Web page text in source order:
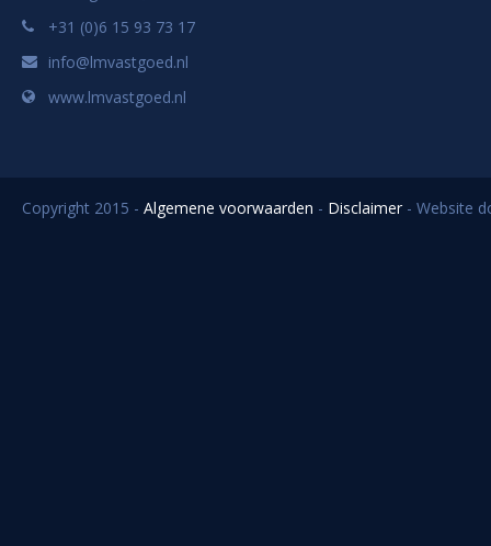
+31 (0)6 15 93 73 17
info@lmvastgoed.nl
www.lmvastgoed.nl
Copyright 2015 - Algemene voorwaarden - Disclaimer - Website